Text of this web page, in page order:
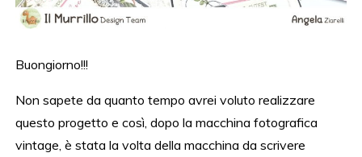
Buongiorno!!!
Non sapete da quanto tempo avrei voluto realizzare
questo progetto e così, dopo la macchina fotografica
vintage, è stata la volta della macchina da scrivere